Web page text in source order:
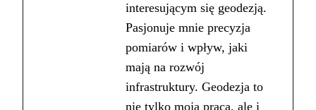
interesującym się geodezją.
Pasjonuje mnie precyzja
pomiarów i wpływ, jaki
mają na rozwój
infrastruktury. Geodezja to
nie tylko moja praca, ale i